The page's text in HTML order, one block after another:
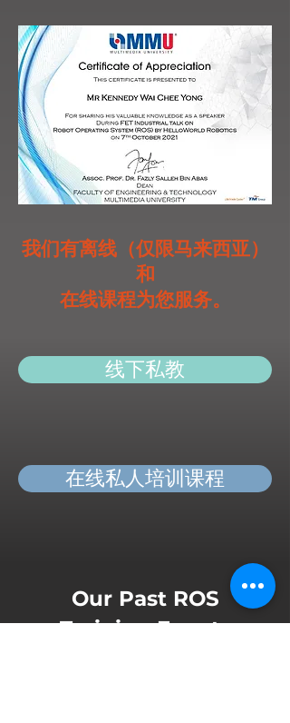
我们有离线（仅限马来西亚）
和
在线课程为您服务。
线下私教
在线私人培训课程
Our Past ROS
Training Events